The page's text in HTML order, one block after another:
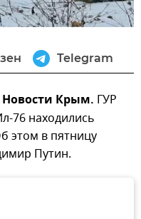
Telegram
Крым. ГУР
76 находились
этом в пятницу
Путин.